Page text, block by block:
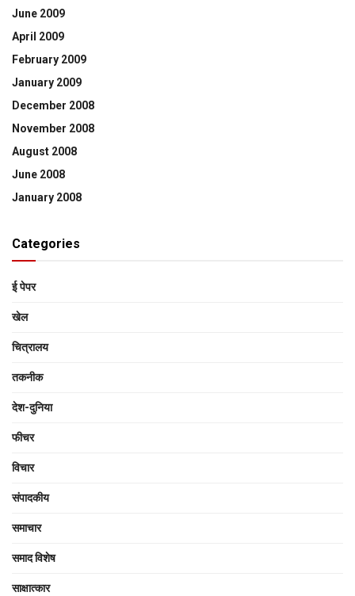
June 2009
April 2009
February 2009
January 2009
December 2008
November 2008
August 2008
June 2008
January 2008
Categories
ई पेपर
खेल
चित्रालय
तकनीक
देश-दुनिया
फीचर
विचार
संपादकीय
समाचार
समाद विशेष
साक्षात्‍कार